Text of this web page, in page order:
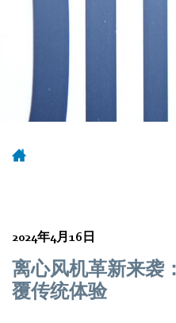
2024年4月16日
离心风机革新来袭
覆传统体验